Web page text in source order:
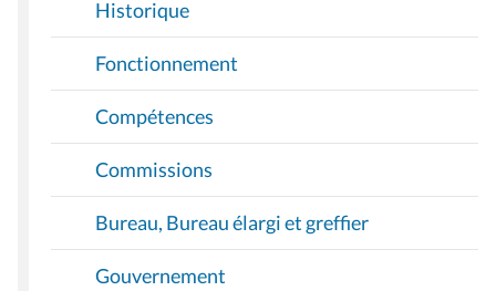
Fonctionnement
Compétences
Commissions
Bureau, Bureau élargi et greffier
Gouvernement